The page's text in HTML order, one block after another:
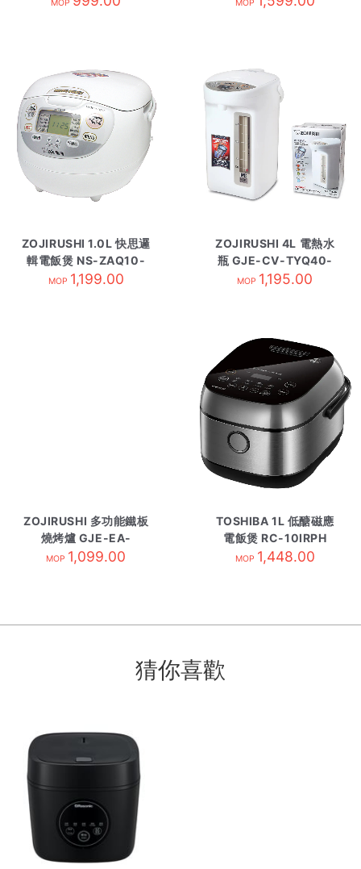
MOP MOP
ZOJIRUSHI 1.0L 快思邏
輯電飯煲 NS-ZAQ10-
WZ
MOP 1,199.00
ZOJIRUSHI 4L 電熱水
瓶 GJE-CV-TYQ40-
WA
MOP 1,195.00
ZOJIRUSHI 多功能鐵板
燒烤爐 GJE-EA-
KFQ20-BA
MOP 1,099.00
TOSHIBA 1L 低醣磁應
電飯煲 RC-10IRPH
MOP 1,448.00
猜你喜歡